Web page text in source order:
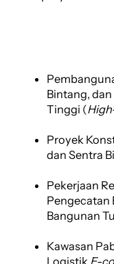
Bintang,
Tinggi (
Proyek
dan Sentra
Pekerjaan
Pengecatan
Bangunan
Kawasan